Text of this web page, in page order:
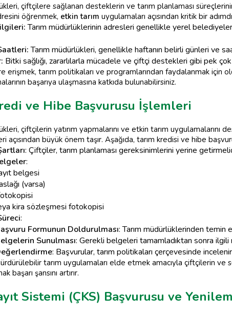
çiftçilere sağlanan desteklerin ve tarım planlaması
öğrenmek, etkin tarım uygulamaları açısından kritik bir
Tarım müdürlüklerinin adresleri genellikle yerel
Tarım müdürlükleri, genellikle haftanın belirli günleri ve
Bitki sağlığı, zararlılarla mücadele ve çiftçi destekleri gibi pek
erişmek, tarım politikaları ve programlarından faydalanmak için
başarıya ulaşmasına katkıda bulunabilirsiniz.
ve Hibe Başvurusu İşlemleri
çiftçilerin yatırım yapmalarını ve etkin tarım
açısından büyük önem taşır. Aşağıda, tarım kredisi ve hibe
: Çiftçiler, tarım planlaması gereksinimlerini yerine
:
belgesi
(varsa)
kira sözleşmesi fotokopisi
:
Formunun Doldurulması: Tarım müdürlüklerinden temin
Sunulması: Gerekli belgeleri tamamladıktan sonra
: Başvurular, tarım politikaları çerçevesinde
tarım uygulamaları elde etmek amacıyla çiftçilerin ve
başarı şansını artırır.
Sistemi (ÇKS) Başvurusu ve